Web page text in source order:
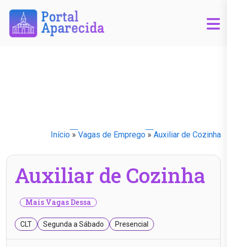
Início » Vagas de Emprego » Auxiliar de Cozinha
Auxiliar de Cozinha
Mais Vagas Dessa
CLT Segunda a Sábado Presencial